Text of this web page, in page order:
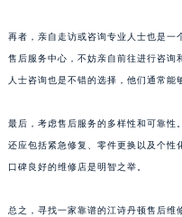
再者，亲自走访或咨询专业人士也是一
售后服务中心，不妨亲自前往进行咨询
人士咨询也是不错的选择，他们通常能
最后，考虑售后服务的多样性和可靠性
还应包括紧急修复、零件更换以及个性
口碑良好的维修店是明智之举。
总之，寻找一家靠谱的江诗丹顿售后维